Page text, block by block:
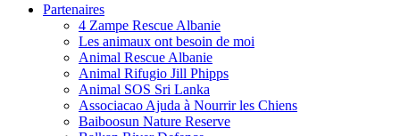
Partenaires
4 Zampe Rescue Albanie
Les animaux ont besoin de moi
Animal Rescue Albanie
Animal Rifugio Jill Phipps
Animal SOS Sri Lanka
Associacao Ajuda à Nourrir les Chiens
Baiboosun Nature Reserve